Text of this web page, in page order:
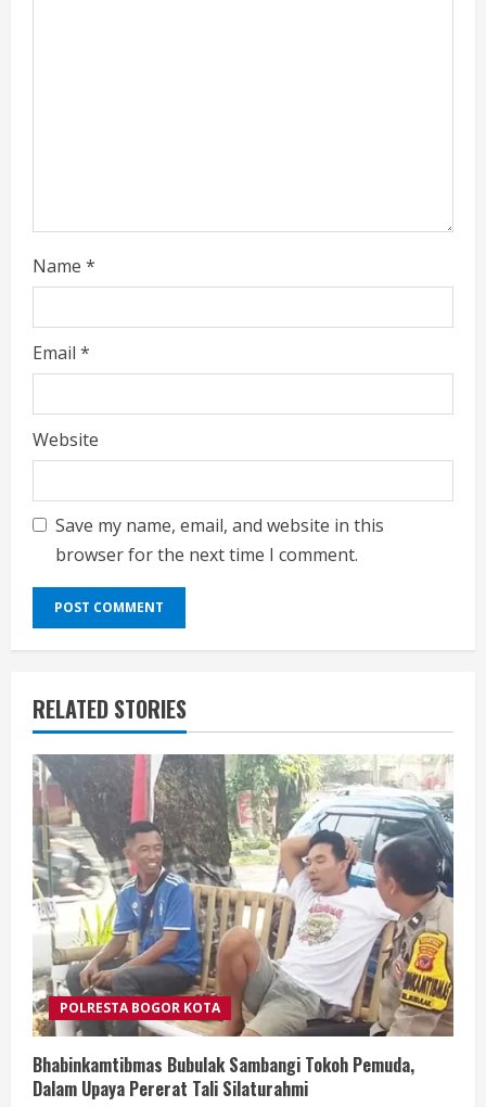
Name *
Email *
Website
Save my name, email, and website in this
browser for the next time I comment.
RELATED STORIES
POLRESTA BOGOR KOTA
Bhabinkamtibmas Bubulak Sambangi Tokoh Pemuda,
Dalam Upaya Pererat Tali Silaturahmi